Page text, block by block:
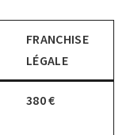
FRANCHISE
LÉGALE
380 €